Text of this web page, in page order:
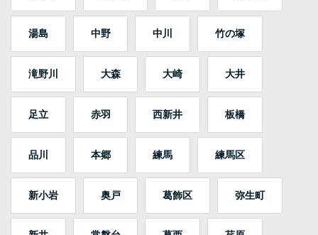
湯島 中野 中川 竹の塚
滝野川 大森 大崎 大井
足立 赤羽 西新井 板橋
品川 本郷 練馬 練馬区
新小岩 奥戸 葛飾区 弥生町